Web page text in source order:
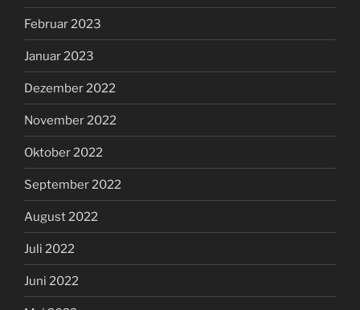
Februar 2023
Januar 2023
Dezember 2022
November 2022
Oktober 2022
September 2022
August 2022
Juli 2022
Juni 2022